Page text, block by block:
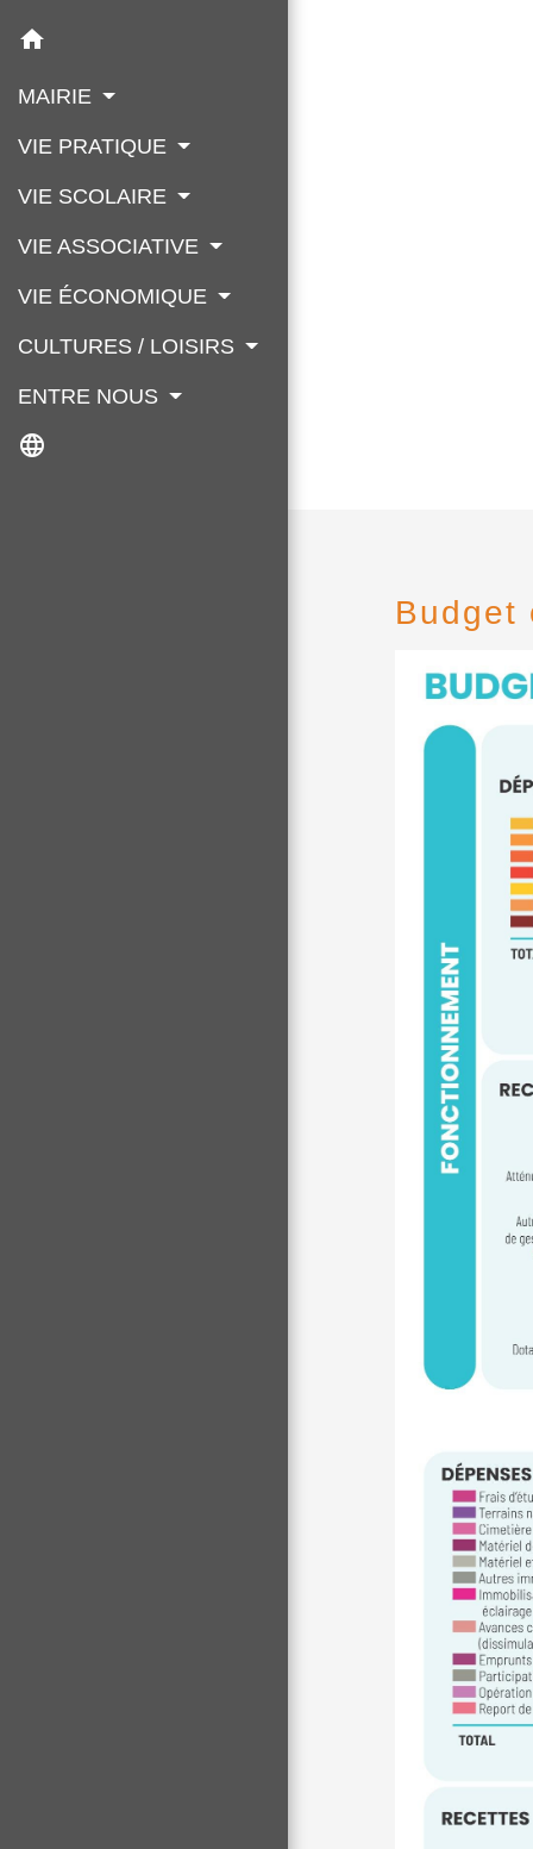
home
MAIRIE
VIE PRATIQUE
VIE SCOLAIRE
VIE ASSOCIATIVE
VIE ÉCONOMIQUE
CULTURES / LOISIRS
ENTRE NOUS
language
Budget